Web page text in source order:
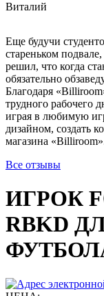
Виталий
Еще будучи
стареньком
решил, что когда
обязательно
Благодаря
трудного рабочего
играя в любимую
дизайном, создать
магазина
Все отзывы
ИГРОК
RBKD